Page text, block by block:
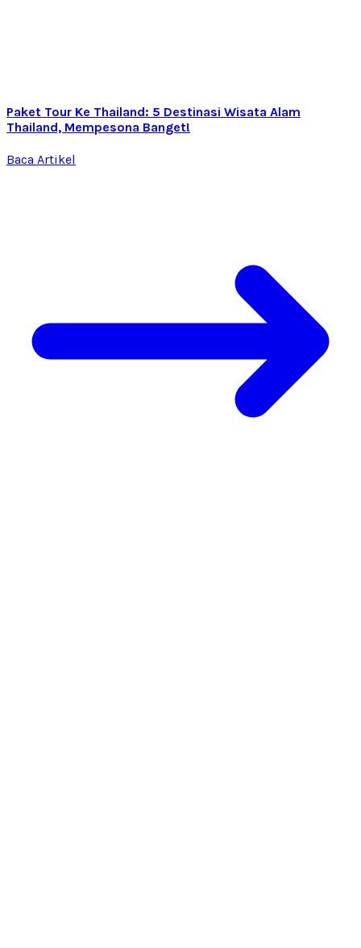
Paket Tour Ke Thailand: 5 Destinasi Wisata Alam
Thailand, Mempesona Banget!
Baca Artikel